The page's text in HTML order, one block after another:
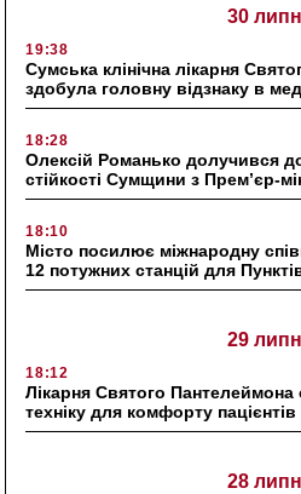
30
19:38
Сумська клінічна лікарня
здобула головну відзнаку в
18:28
Олексій Романько долучився
стійкості Сумщини з Прем’єр-
18:10
Місто посилює міжнародну
12 потужних станцій для
29
18:12
Лікарня Святого
техніку для комфорту пацієнтів
28